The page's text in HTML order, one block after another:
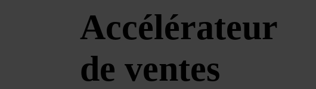
Accélérateur
de ventes